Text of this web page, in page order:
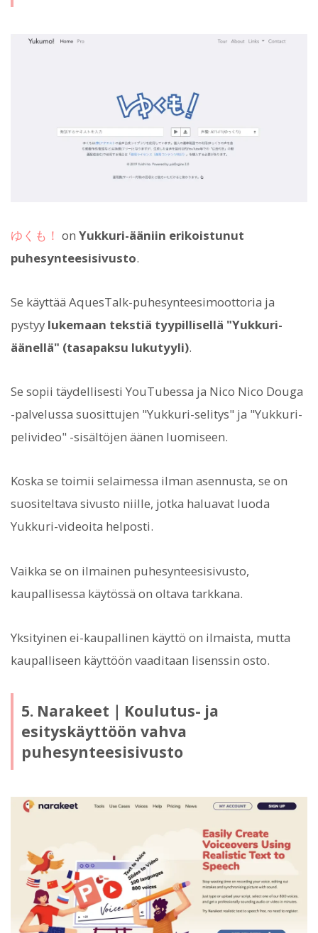
ゆくも！ on Yukkuri-ääniin erikoistunut
puhesynteesisivusto.
Se käyttää AquesTalk-puhesynteesimoottoria ja
pystyy lukemaan tekstiä tyypillisellä "Yukkuri-
äänellä" (tasapaksu lukutyyli).
Se sopii täydellisesti YouTubessa ja Nico Nico Douga
-palvelussa suosittujen "Yukkuri-selitys" ja "Yukkuri-
pelivideo" -sisältöjen äänen luomiseen.
Koska se toimii selaimessa ilman asennusta, se on
suositeltava sivusto niille, jotka haluavat luoda
Yukkuri-videoita helposti.
Vaikka se on ilmainen puhesynteesisivusto,
kaupallisessa käytössä on oltava tarkkana.
Yksityinen ei-kaupallinen käyttö on ilmaista, mutta
kaupalliseen käyttöön vaaditaan lisenssin osto.
5. Narakeet｜Koulutus- ja
esityskäyttöön vahva
puhesynteesisivusto